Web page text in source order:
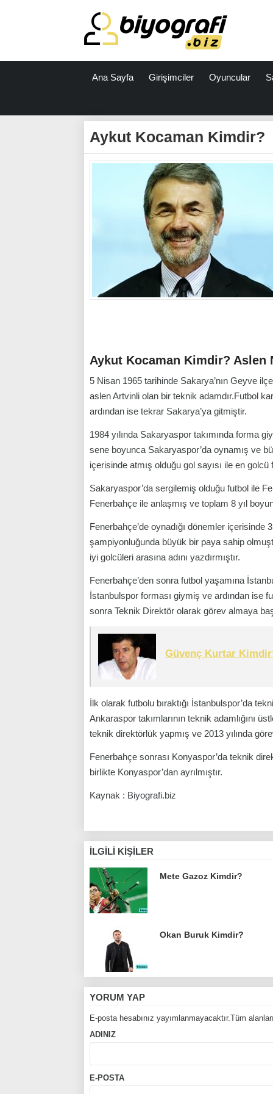
Ana Sayfa Girişimciler Oyuncular
Aykut Kocaman Kimdir?
Aykut Kocaman Kimdir? Aslen
5 Nisan 1965 tarihinde Sakarya’nın Geyve
aslen Artvinli olan bir teknik adamdır.Futbol
ardından ise tekrar Sakarya’ya gitmiştir.
1984 yılında Sakaryaspor takımında forma
sene boyunca Sakaryaspor’da oynamış ve
içerisinde atmış olduğu gol sayısı ile en
Sakaryaspor’da sergilemiş olduğu futbol ile
Fenerbahçe ile anlaşmış ve toplam 8 yıl
Fenerbahçe’de oynadığı dönemler içerisinde
şampiyonluğunda büyük bir paya sahip
iyi golcüleri arasına adını yazdırmıştır.
Fenerbahçe’den sonra futbol yaşamına
İstanbulspor forması giymiş ve ardından ise
sonra Teknik Direktör olarak görev almaya
Güvenç Kurtar
İlk olarak futbolu bıraktığı İstanbulspor’da
Ankaraspor takımlarının teknik adamlığını
teknik direktörlük yapmış ve 2013 yılında
Fenerbahçe sonrası Konyaspor’da teknik
birlikte Konyaspor’dan ayrılmıştır.
Kaynak : Biyografi.biz
İLGILI KIŞILER
Mete Gazoz Kimdir?
Okan Buruk Kimdir?
YORUM YAP
E-posta hesabınız yayımlanmayacaktır.Tüm
ADINIZ
E-POSTA